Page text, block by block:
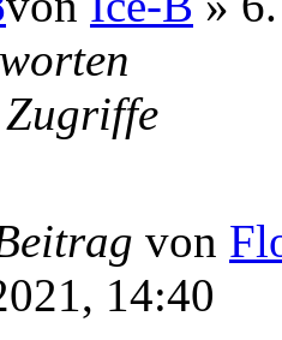
Zugriffe
von
14:40